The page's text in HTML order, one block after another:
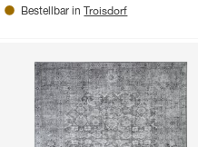
Bestellbar in Troisdorf